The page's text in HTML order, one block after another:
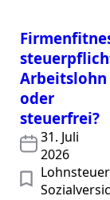
Arbeitslohn
oder
steuerfrei?
31. Juli
2026